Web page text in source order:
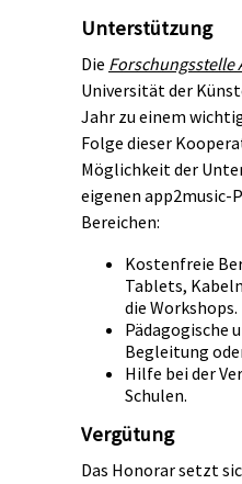
Unterstützung
Die Forschungsstelle
Universität der
Jahr zu einem
Folge dieser
Möglichkeit der
eigenen app2music-
Bereichen:
Kostenfreie
Tablets,
die Workshops.
Pädagogische
Begleitung
Hilfe bei der
Schulen.
Vergütung
Das Honorar setzt